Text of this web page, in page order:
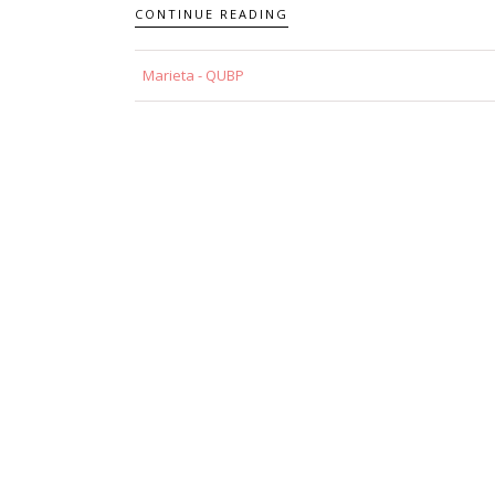
CONTINUE READING
Marieta - QUBP